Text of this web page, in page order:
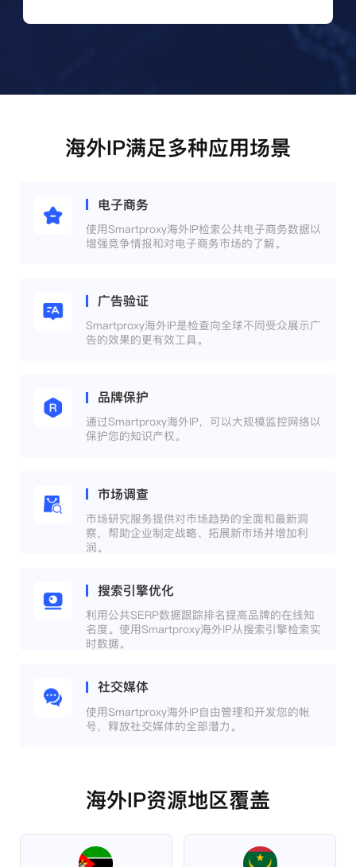
海外IP满足多种应用场景
电子商务
使用Smartproxy海外IP检索公共电子商务数据以
增强竞争情报和对电子商务市场的了解。
广告验证
Smartproxy海外IP是检查向全球不同受众展示广
告的效果的更有效工具。
品牌保护
通过Smartproxy海外IP，可以大规模监控网络以
保护您的知识产权。
市场调查
市场研究服务提供对市场趋势的全面和最新洞
察，帮助企业制定战略、拓展新市场并增加利
润。
搜索引擎优化
利用公共SERP数据跟踪排名提高品牌的在线知
名度。使用Smartproxy海外IP从搜索引擎检索实
时数据。
社交媒体
使用Smartproxy海外IP自由管理和开发您的帐
号，释放社交媒体的全部潜力。
海外IP资源地区覆盖